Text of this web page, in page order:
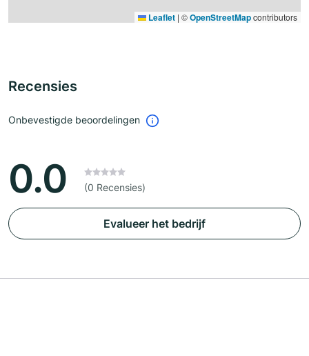
Leaflet | ©OpenStreetMapcontributors
Recensies
Onbevestigde beoordelingen
0.0 (0 Recensies)
Evalueer het bedrijf